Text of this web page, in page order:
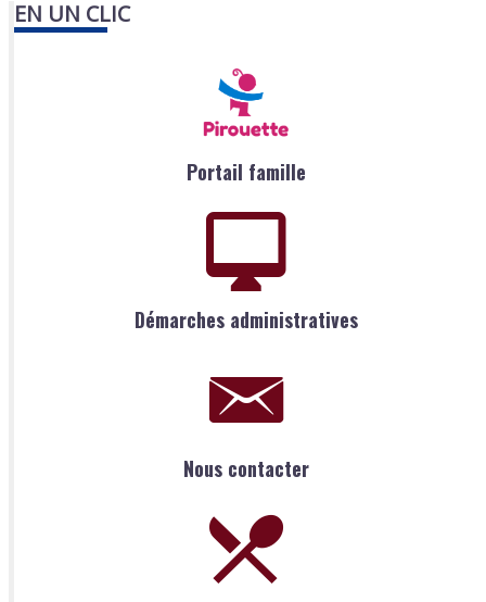
EN UN CLIC
Portail famille
Démarches administratives
Nous contacter